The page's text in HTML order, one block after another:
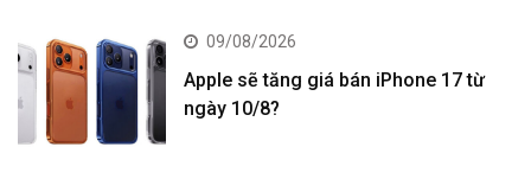
09/08/2026
Apple sẽ tăng giá bán iPhone 17 từ
ngày 10/8?